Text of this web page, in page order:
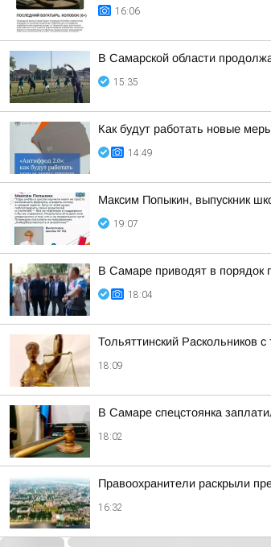
16:06
В Самарской области
15:35
Как будут работать новые
14:49
Максим Попыкин, выпускник
19:07
В Самаре приводят в порядок
18:04
Тольяттинский Раскольников
18:09
В Самаре спецстоянка
18:02
Правоохранители раскрыли
16:32